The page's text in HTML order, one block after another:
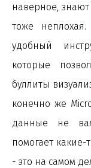
наверное,
тоже
удобный
которые
буллиты
конечно же
данные не
помогает какие-
- это на самом